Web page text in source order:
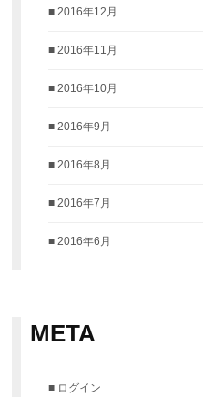
2016年12月
2016年11月
2016年10月
2016年9月
2016年8月
2016年7月
2016年6月
META
ログイン